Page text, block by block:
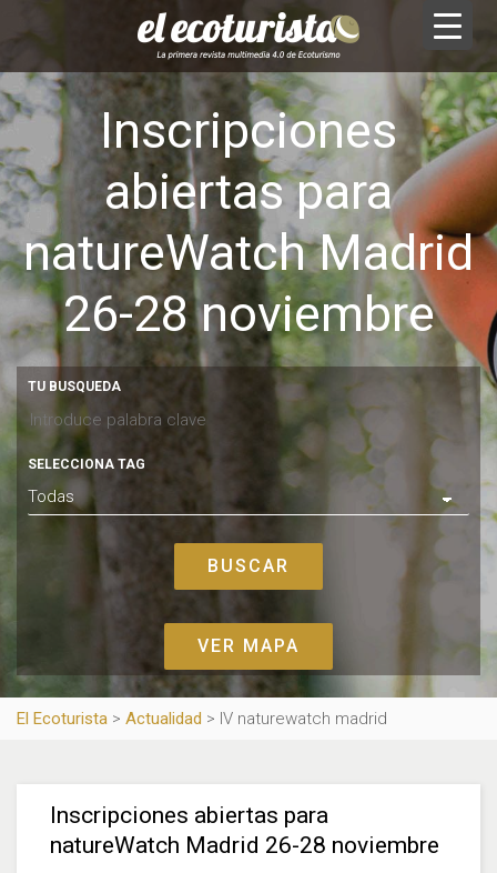
Inscripciones
abiertas para
natureWatch Madrid
26-28 noviembre
TU BUSQUEDA
SELECCIONA TAG
VER MAPA
El Ecoturista > Actualidad > IV naturewatch madrid
Inscripciones abiertas para
natureWatch Madrid 26-28 noviembre